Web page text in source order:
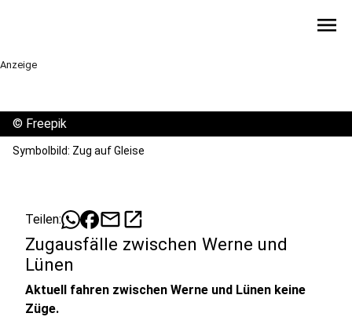
menu
Anzeige
© Freepik
Symbolbild: Zug auf Gleise
Teilen: mailopen_in_new
Zugausfälle zwischen Werne und
Lünen
Aktuell fahren zwischen Werne und Lünen keine
Züge.